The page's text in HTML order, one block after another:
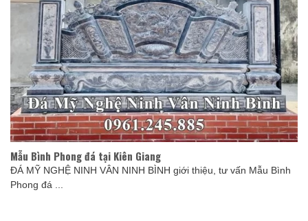
Mẫu Bình Phong đá tại Kiên Giang
ĐÁ MỸ NGHỆ NINH VÂN NINH BÌNH giới thiệu, tư vấn Mẫu Bình
Phong đá ...